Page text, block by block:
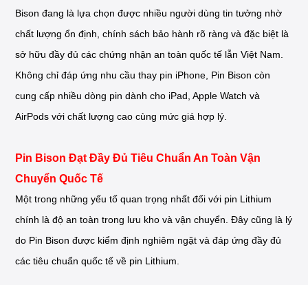
Bison đang là lựa chọn được nhiều người dùng tin tưởng nhờ
chất lượng ổn định, chính sách bảo hành rõ ràng và đặc biệt là
sở hữu đầy đủ các chứng nhận an toàn quốc tế lẫn Việt Nam.
Không chỉ đáp ứng nhu cầu thay pin iPhone, Pin Bison còn
cung cấp nhiều dòng pin dành cho iPad, Apple Watch và
AirPods với chất lượng cao cùng mức giá hợp lý.
Pin Bison Đạt Đầy Đủ Tiêu Chuẩn An Toàn Vận
Chuyển Quốc Tế
Một trong những yếu tố quan trọng nhất đối với pin Lithium
chính là độ an toàn trong lưu kho và vận chuyển. Đây cũng là lý
do Pin Bison được kiểm định nghiêm ngặt và đáp ứng đầy đủ
các tiêu chuẩn quốc tế về pin Lithium.